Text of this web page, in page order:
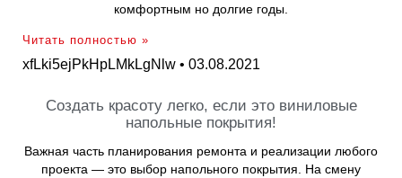
комфортным но долгие годы.
Читать полностью »
xfLki5ejPkHpLMkLgNlw 03.08.2021
Создать красоту легко, если это виниловые
напольные покрытия!
Важная часть планирования ремонта и реализации любого
проекта — это выбор напольного покрытия. На смену